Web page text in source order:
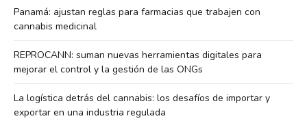
Panamá: ajustan reglas para farmacias que trabajen con
cannabis medicinal
REPROCANN: suman nuevas herramientas digitales para
mejorar el control y la gestión de las ONGs
La logística detrás del cannabis: los desafíos de importar y
exportar en una industria regulada